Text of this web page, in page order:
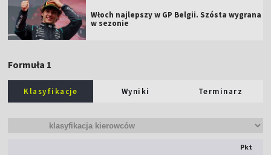
Włoch najlepszy w GP Belgii. Szósta wygrana
w sezonie
Formuła 1
Klasyfikacje Wyniki Terminarz
Pkt